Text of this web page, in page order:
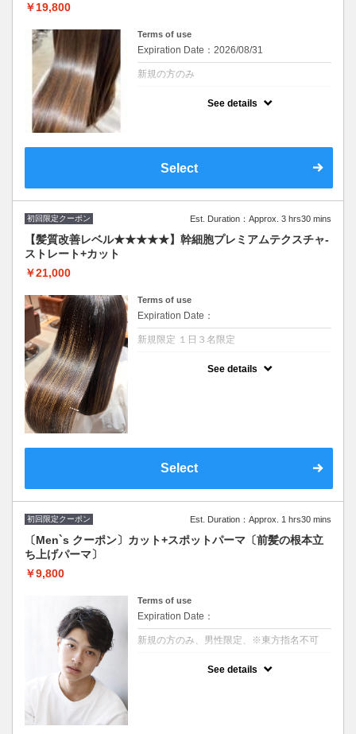
￥19,800
Terms of use
Expiration Date：2026/08/31
新規の方のみ
る“艶”体験SB込み イルミナ、オイルカラーに
See details
Select
初回限定クーポン Est. Duration：Approx. 3 hrs30 mins
【髪質改善レベル★★★★★】幹細胞プレミアムテクスチャ-
ストレート+カット
￥21,000
Terms of use
Expiration Date：
新規限定 １日３名限定
See details
Select
初回限定クーポン Est. Duration：Approx. 1 hrs30 mins
〔Men`s クーポン〕カット+スポットパーマ〔前髪の根本立
ち上げパーマ〕
￥9,800
Terms of use
Expiration Date：
新規の方のみ、男性限定、※東方指名不可
See details